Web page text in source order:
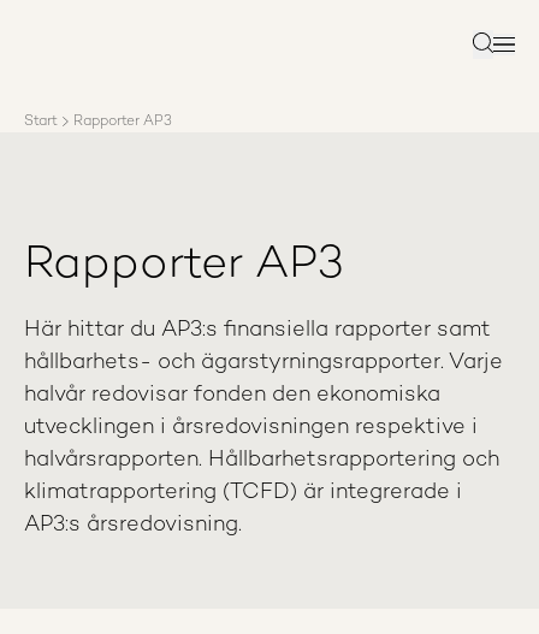
Rapporter
Sök
Start Rapporter AP3
Rapporter AP3
Här hittar du AP3:s finansiella rapporter samt
hållbarhets- och ägarstyrningsrapporter. Varje
halvår redovisar fonden den ekonomiska
utvecklingen i årsredovisningen respektive i
halvårsrapporten. Hållbarhetsrapportering och
klimatrapportering (TCFD) är integrerade i
AP3:s årsredovisning.